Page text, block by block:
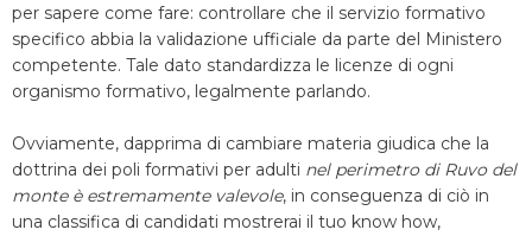
per sapere come fare: controllare che il servizio formativo
specifico abbia la validazione ufficiale da parte del Ministero
competente. Tale dato standardizza le licenze di ogni
organismo formativo, legalmente parlando.
Ovviamente, dapprima di cambiare materia giudica che la
dottrina dei poli formativi per adulti nel perimetro di Ruvo del
monte è estremamente valevole, in conseguenza di ciò in
una classifica di candidati mostrerai il tuo know how,